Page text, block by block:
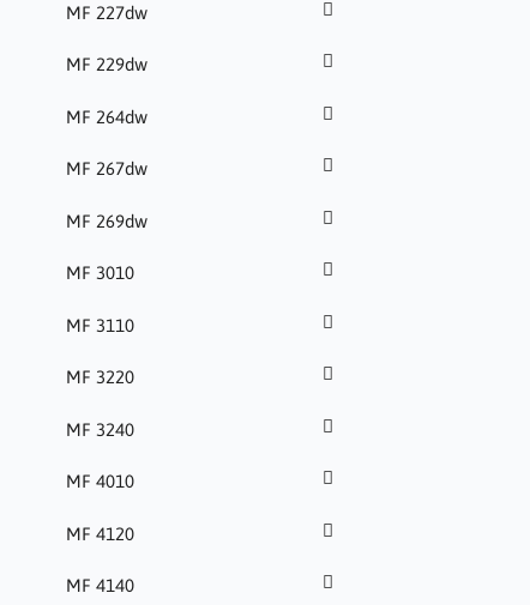
MF 227dw
MF 229dw
MF 264dw
MF 267dw
MF 269dw
MF 3010
MF 3110
MF 3220
MF 3240
MF 4010
MF 4120
MF 4140